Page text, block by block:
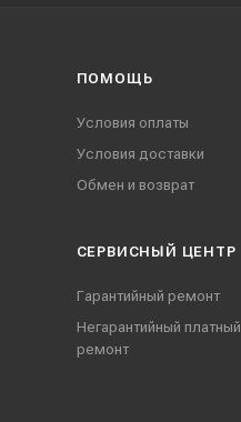
ПОМОЩЬ
Условия оплаты
Условия доставки
Обмен и возврат
СЕРВИСНЫЙ ЦЕНТР
Гарантийный ремонт
Негарантийный платный
ремонт